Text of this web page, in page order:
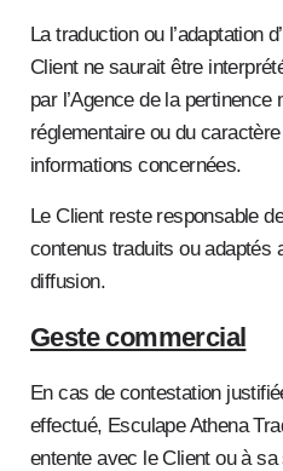
La traduction ou l’adaptation
Client ne saurait être
par l’Agence de la
réglementaire ou du
informations concernées.
Le Client reste responsable
contenus traduits ou adaptés
diffusion.
Geste commercial
En cas de contestation
effectué, Esculape Athena
entente avec le Client ou à